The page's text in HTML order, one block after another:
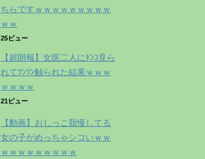
ちらですｗｗｗｗｗｗｗｗｗ
ｗｗ
25ビュー
【超朗報】女医二人にﾁﾝｺ見ら
れてﾂﾝﾂﾝ触られた結果ｗｗｗ
ｗｗｗｗ
21ビュー
【動画】おしっこ我慢してる
女の子がめっちゃシコいｗｗ
ｗｗｗｗｗｗｗｗｗ